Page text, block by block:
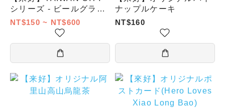
シリーズ - ビールグラス
(台北特別款)
NT$150 ~ NT$600
ナップルケーキ
NT$160